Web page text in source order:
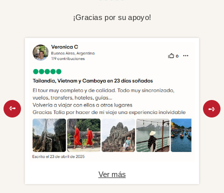
¡Gracias por su apoyo!
Ver más